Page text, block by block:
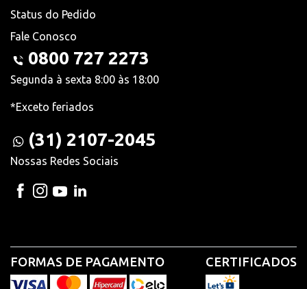
Status do Pedido
Fale Conosco
0800 727 2273
Segunda à sexta 8:00 às 18:00
*Exceto feriados
(31) 2107-2045
Nossas Redes Sociais
FORMAS DE PAGAMENTO CERTIFICADOS